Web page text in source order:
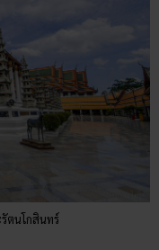
ตนโกสินทร์